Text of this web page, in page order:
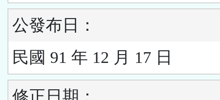
公發布日：
民國 91 年 12 月 17 日